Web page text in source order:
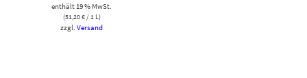
enthält 19 % MwSt.
(51,20€/ 1 L)
zzgl.Versand